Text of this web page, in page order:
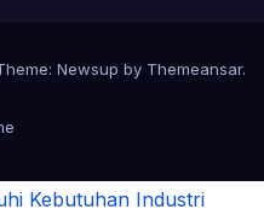
Newsup by Themeansar.
Kebutuhan Industri